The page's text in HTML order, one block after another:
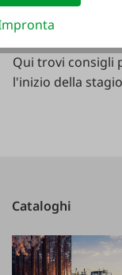
12/03/26
Consigli per i
Qui trovi consigli
l'inizio della
Cataloghi